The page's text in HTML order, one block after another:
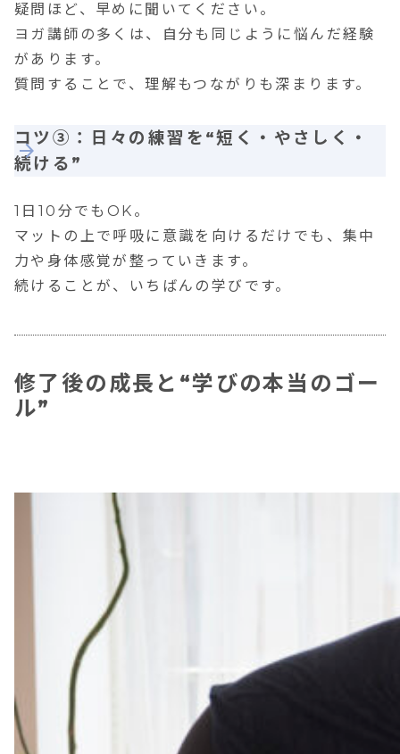
疑問ほど、早めに聞いてください。
ヨガ講師の多くは、自分も同じように悩んだ経験
があります。
質問することで、理解もつながりも深まります。
コツ③：日々の練習を“短く・やさしく・
続ける”
1日10分でもOK。
マットの上で呼吸に意識を向けるだけでも、集中
力や身体感覚が整っていきます。
続けることが、いちばんの学びです。
修了後の成長と“学びの本当のゴー
ル”